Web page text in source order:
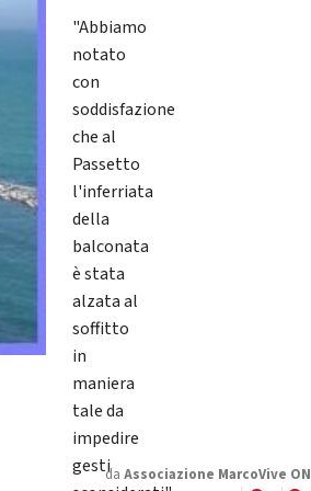
da Associazione MarcoVive
"Abbiamo
notato
con
soddisfazione
che al
Passetto
l'inferriata
della
balconata
è stata
alzata al
soffitto
in
maniera
tale da
impedire
gesti